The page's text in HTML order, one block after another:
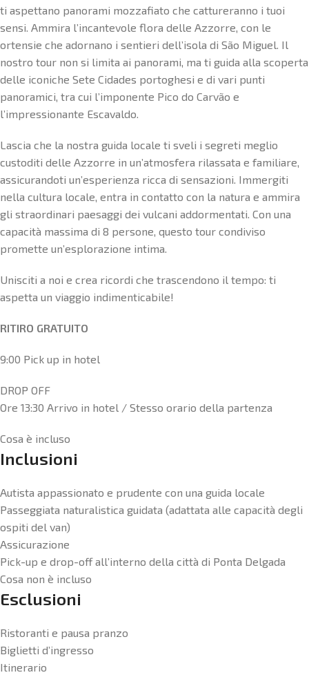
ti aspettano panorami mozzafiato che cattureranno i tuoi
sensi. Ammira l’incantevole flora delle Azzorre, con le
ortensie che adornano i sentieri dell’isola di São Miguel. Il
nostro tour non si limita ai panorami, ma ti guida alla scoperta
delle iconiche Sete Cidades portoghesi e di vari punti
panoramici, tra cui l’imponente Pico do Carvão e
l’impressionante Escavaldo.
Lascia che la nostra guida locale ti sveli i segreti meglio
custoditi delle Azzorre in un’atmosfera rilassata e familiare,
assicurandoti un’esperienza ricca di sensazioni. Immergiti
nella cultura locale, entra in contatto con la natura e ammira
gli straordinari paesaggi dei vulcani addormentati. Con una
capacità massima di 8 persone, questo tour condiviso
promette un’esplorazione intima.
Unisciti a noi e crea ricordi che trascendono il tempo: ti
aspetta un viaggio indimenticabile!
RITIRO GRATUITO
9:00 Pick up in hotel
DROP OFF
Ore 13:30 Arrivo in hotel / Stesso orario della partenza
Cosa è incluso
Inclusioni
Autista appassionato e prudente con una guida locale
Passeggiata naturalistica guidata (adattata alle capacità degli
ospiti del van)
Assicurazione
Pick-up e drop-off all’interno della città di Ponta Delgada
Cosa non è incluso
Esclusioni
Ristoranti e pausa pranzo
Biglietti d’ingresso
Itinerario